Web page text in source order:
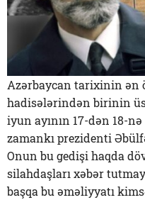
Azərbaycan tarixinin ən
hadisələrindən birinin
iyun ayının 17-dən 18-
zamankı prezidenti
Onun bu gedişi haqda
silahdaşları xəbər
başqa bu əməliyyatı